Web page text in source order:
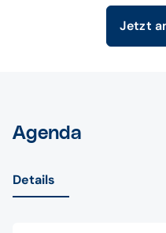
Jetzt
Agenda
Details